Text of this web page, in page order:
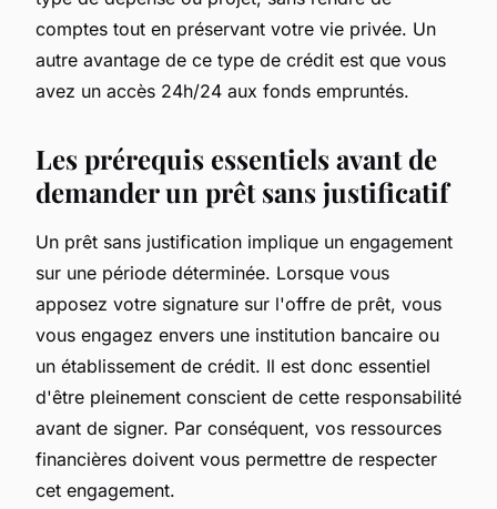
comptes tout en préservant votre vie privée. Un
autre avantage de ce type de crédit est que vous
avez un accès 24h/24 aux fonds empruntés.
Les prérequis essentiels avant de
demander un prêt sans justificatif
Un prêt sans justification implique un engagement
sur une période déterminée. Lorsque vous
apposez votre signature sur l'offre de prêt, vous
vous engagez envers une institution bancaire ou
un établissement de crédit. Il est donc essentiel
d'être pleinement conscient de cette responsabilité
avant de signer. Par conséquent, vos ressources
financières doivent vous permettre de respecter
cet engagement.